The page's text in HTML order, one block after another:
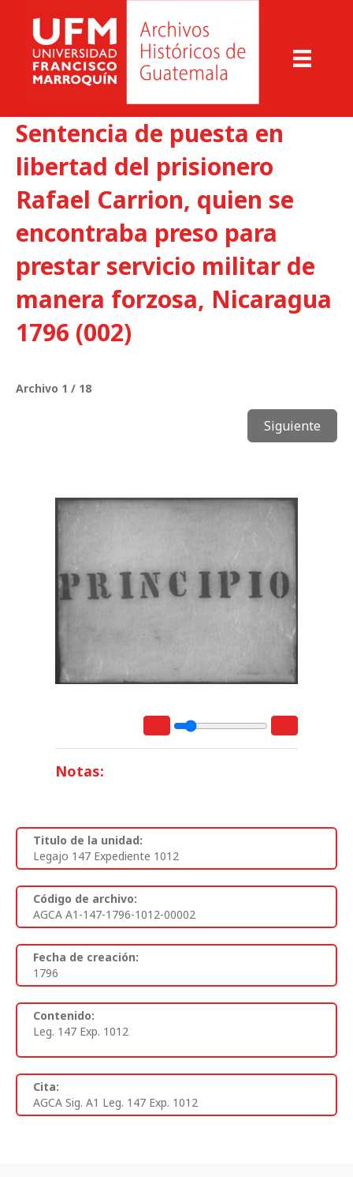
Sentencia de puesta en
libertad del prisionero
Rafael Carrion, quien se
encontraba preso para
prestar servicio militar de
manera forzosa, Nicaragua
1796 (002)
Archivo 1 / 18
Siguiente
Notas:
Titulo de la unidad:
Legajo 147 Expediente 1012
Código de archivo:
AGCA A1-147-1796-1012-00002
Fecha de creación:
1796
Contenido:
Leg. 147 Exp. 1012
Cita:
AGCA Sig. A1 Leg. 147 Exp. 1012